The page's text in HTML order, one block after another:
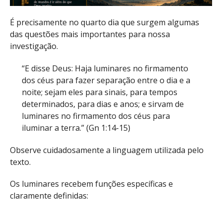
É precisamente no quarto dia que surgem algumas
das questões mais importantes para nossa
investigação.
“E disse Deus: Haja luminares no firmamento
dos céus para fazer separação entre o dia e a
noite; sejam eles para sinais, para tempos
determinados, para dias e anos; e sirvam de
luminares no firmamento dos céus para
iluminar a terra.” (Gn 1:14-15)
Observe cuidadosamente a linguagem utilizada pelo
texto.
Os luminares recebem funções específicas e
claramente definidas: